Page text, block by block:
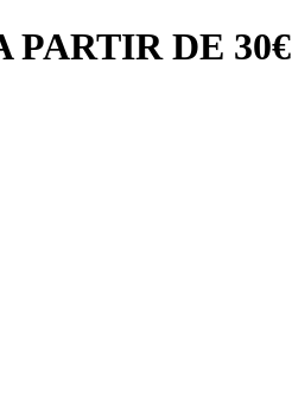
PARTIR DE 30€